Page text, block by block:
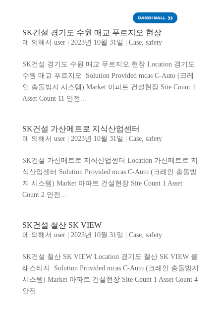
SK건설 경기도 수원 매교 푸르지오 현장
에 의해서 user| 2023년 10월 31일 Case, safety
SK건설 경기도 수원 매교 푸르지오 현장 Location 경기도
수원 매교 푸르지오 Solution Provided mcas C-Auto (크레
인 충돌방지 시스템) Market 아파트 건설현장 Site Count 1
Asset Count 11 안전...
SK건설 가산메트로 지식산업센터
에 의해서 user| 2023년 10월 31일 Case, safety
SK건설 가산메트로 지식산업센터 Location 가산메트로 지
식산업센터 Solution Provided mcas C-Auto (크레인 충돌방
지 시스템) Market 아파트 건설현장 Site Count 1 Asset
Count 2 안전...
SK건설 철산 SK VIEW
에 의해서 user| 2023년 10월 31일 Case, safety
SK건설 철산 SK VIEW Location 경기도 철산 SK VIEW 클
래스티지 Solution Provided mcas C-Auto (크레인 충돌방지
시스템) Market 아파트 건설현장 Site Count 1 Asset Count 4
안전...